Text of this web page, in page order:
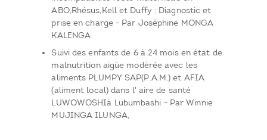
ABO,Rhésus,Kell et Duffy : Diagnostic et
prise en charge - Par Joséphine MONGA
KALENGA
Suivi des enfants de 6 à 24 mois en état de
malnutrition aigüe modérée avec les
aliments PLUMPY SAP(P.A.M.) et AFIA
(aliment local) dans l' aire de santé
LUWOWOSHIà Lubumbashi - Par Winnie
MUJINGA ILUNGA,